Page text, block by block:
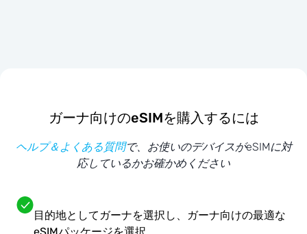
ガーナ向けのeSIMを購入するには
ヘルプ＆よくある質問で、お使いのデバイスがeSIMに対
応しているかお確かめください
目的地としてガーナを選択し、ガーナ向けの最適な